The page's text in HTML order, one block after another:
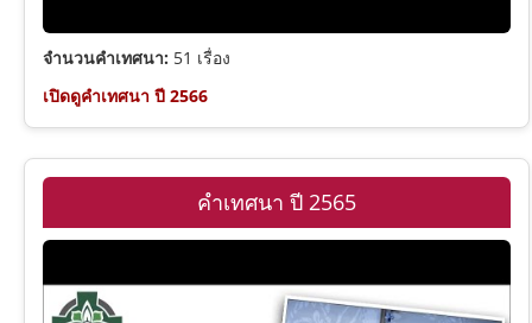
จำนวนคำเทศนา: 51 เรื่อง
เปิดดูคำเทศนา ปี 2566
คำเทศนา ปี 2565